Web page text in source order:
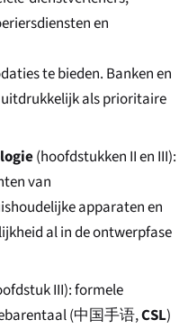
en
te bieden. Banken en
als prioritaire
(hoofdstukken II en III):
van
apparaten en
al in de ontwerpfase
III): formele
(中国手语,CSL)